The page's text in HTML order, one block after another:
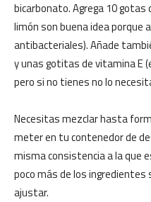
bicarbonato. Agrega 10
limón son buena idea porque
antibacteriales). Añade
y unas gotitas de vitamina E
pero si no tienes no lo
Necesitas mezclar hasta
meter en tu contenedor de
misma consistencia a la que
poco más de los ingredientes
ajustar.